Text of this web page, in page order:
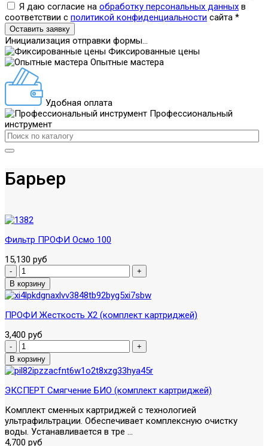
Я даю согласие на обработку персональных данных в
соответствии с политикой конфиденциальности сайта *
Оставить заявку
Инициализация отправки формы...
Фиксированные цены
Опытные мастера
Удобная оплата
Профессиональный
инструмент
Барьер
Фильтр ПРОФИ Осмо 100
15,130 руб
ПРОФИ Жесткость Х2 (комплект картриджей)
3,400 руб
ЭКСПЕРТ Смягчение БИО (комплект картриджей)
Комплект сменных картриджей с технологией
ультрафильтрации. Обеспечивает комплексную очистку
воды. Устанавливается в тре ...
4,700 руб